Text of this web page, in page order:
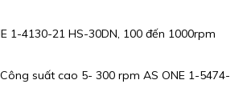
1-4130-21 HS-30DN, 100 đến 1000rpm
suất cao 5- 300 rpm AS ONE 1-5474-